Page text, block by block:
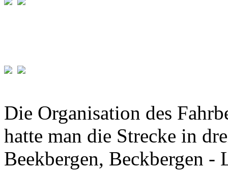
Die Organisation des
hatte man die Strecke in
Beekbergen, Beckbergen -